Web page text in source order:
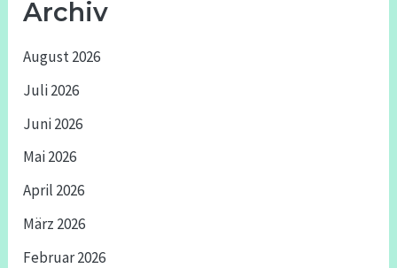
Archiv
August 2026
Juli 2026
Juni 2026
Mai 2026
April 2026
März 2026
Februar 2026